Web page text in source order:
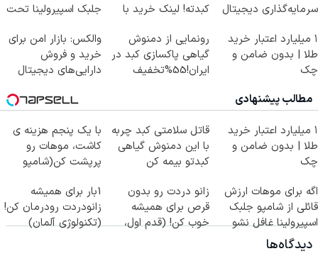
سرمایه‌گذاری دیجیتال
کبدته! لینک خرید با
جلبک اسپیرولینا تحت
۱ میلیارد اعتبار خرید
طلا | بدون ضامن و
چک
رونمایی از دمنوش
گیاهی پاکسازی کبد در
ایران!55%تخفیف
والکس: بازار امن برای
خرید و فروش
دارایی‌های دیجیتال
مطالب پیشنهادی
۱ میلیارد اعتبار خرید
طلا | بدون ضامن و
چک
قاتل سلامتی کبد چربه
با این دمنوش گیاهی
کبدتو بیمه کن
با یک پنجم هزینه ی
کاشت، موهات رو
پرپشت کن(شامپو
اگه برای موهات ارزش
قائلی از شامپو جلبک
اسپیرولینا غافل نشو
زانو دردت رو بدون
قرص برای همیشه
خوب کن! (قدم اول،
1بار برای همیشه
زانودردت رودرمان کن!
(تکنولوژی آلمان)
دیدگاه‌ها